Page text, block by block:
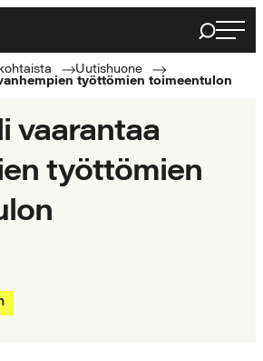
Haku
Uutishuone
työttömien toimeentulon
vaarantaa
työttömien